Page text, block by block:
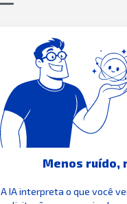
Menos ruído,
A IA interpreta o que você